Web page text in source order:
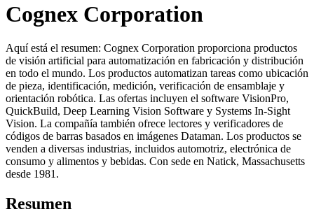
SC
Cognex Corporation
Aquí está el resumen: Cognex Corporation proporciona productos
de visión artificial para automatización en fabricación y distribución
en todo el mundo. Los productos automatizan tareas como ubicación
de pieza, identificación, medición, verificación de ensamblaje y
orientación robótica. Las ofertas incluyen el software VisionPro,
QuickBuild, Deep Learning Vision Software y Systems In-Sight
Vision. La compañía también ofrece lectores y verificadores de
códigos de barras basados ​​en imágenes Dataman. Los productos se
venden a diversas industrias, incluidos automotriz, electrónica de
consumo y alimentos y bebidas. Con sede en Natick, Massachusetts
desde 1981.
Resumen